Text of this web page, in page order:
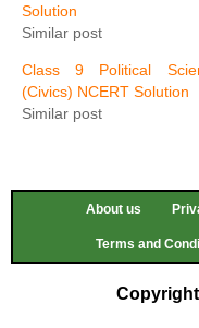
Solution
Similar post
Class 9 Political
(Civics) NCERT Solution
Similar post
About us
Terms and